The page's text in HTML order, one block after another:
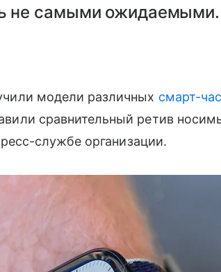
не самыми ожидаемыми.
модели различных смарт-
сравнительный ретив
службе организации.